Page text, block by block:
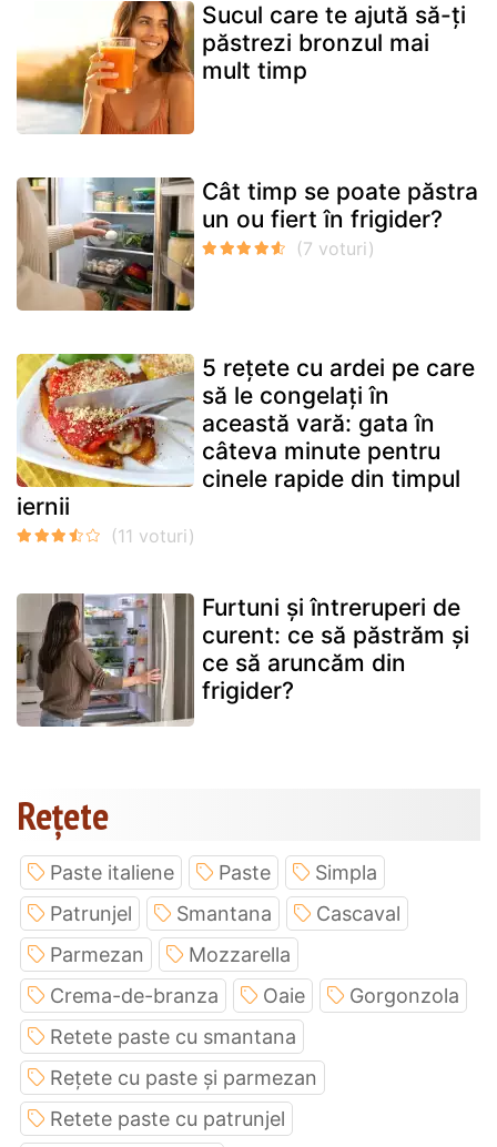
Sucul care te ajută să-ți
păstrezi bronzul mai
mult timp
Cât timp se poate păstra
un ou fiert în frigider?
5 rețete cu ardei pe care
să le congelați în
această vară: gata în
câteva minute pentru
cinele rapide din timpul
iernii
Furtuni și întreruperi de
curent: ce să păstrăm și
ce să aruncăm din
frigider?
Rețete
Paste italiene Paste
Simpla
Patrunjel
Smantana
Cascaval
Parmezan
Mozzarella
Crema-de-branza
Oaie
Gorgonzola
Retete paste cu smantana
Rețete cu paste și parmezan
Retete paste cu patrunjel